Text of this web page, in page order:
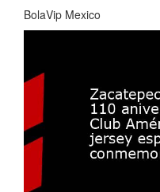
BolaVip Mexico